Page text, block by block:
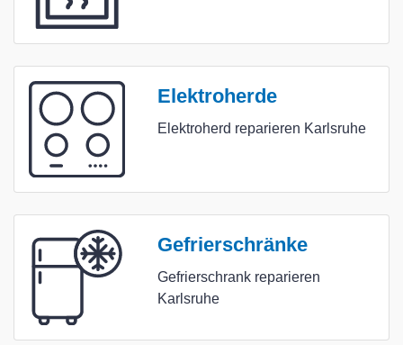
Elektroherde
Elektroherd reparieren Karlsruhe
Gefrierschränke
Gefrierschrank reparieren
Karlsruhe